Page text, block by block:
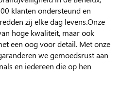
klanten ondersteund en
zij elke dag levens.Onze
hoge kwaliteit, maar ook
een oog voor detail. Met onze
we gemoedsrust aan
en iedereen die op hen